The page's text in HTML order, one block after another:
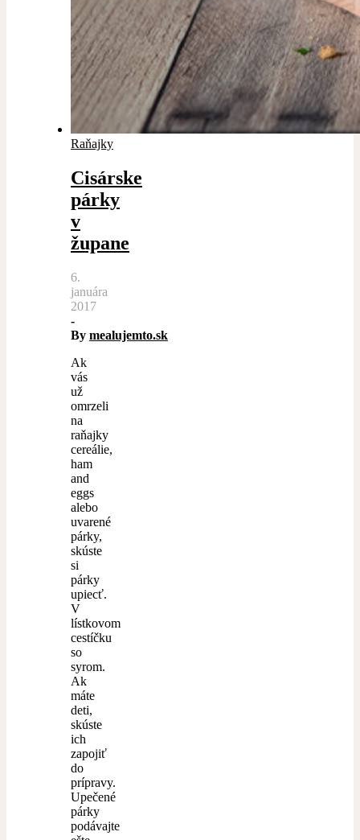
Raňajky
Cisárske
párky
v
župane
6.
januára
2017
-
By mealujemto.sk
Ak
vás
už
omrzeli
na
raňajky
cereálie,
ham
and
eggs
alebo
uvarené
párky,
skúste
si
párky
upiecť.
V
lístkovom
cestíčku
so
syrom.
Ak
máte
deti,
skúste
ich
zapojiť
do
prípravy.
Upečené
párky
podávajte